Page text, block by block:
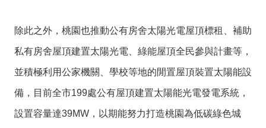
除此之外，桃園也推動公有房舍太陽光電屋頂標租、補助
私有房舍屋頂建置太陽光電、綠能屋頂全民參與計畫等，
並積極利用公家機關、學校等地的閒置屋頂裝置太陽能設
備，目前全市199處公有屋頂建置太陽能光電發電系統，
設置容量達39MW，以期能努力打造桃園為低碳綠色城